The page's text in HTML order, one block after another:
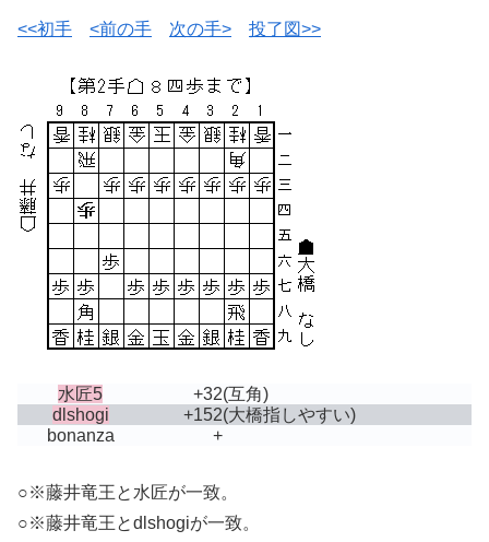
<<初手 <前の手 次の手> 投了図>>
水匠5 +32(互角)
dlshogi
+152(大橋指しやすい)
bonanza
+
○※藤井竜王と水匠が一致。
○※藤井竜王とdlshogiが一致。